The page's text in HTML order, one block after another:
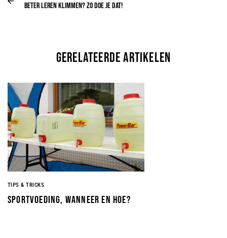
Beter leren klimmen? Zo doe je dat!
gerelateerde artikelen
TIPS & TRICKS
Sportvoeding, wanneer en hoe?